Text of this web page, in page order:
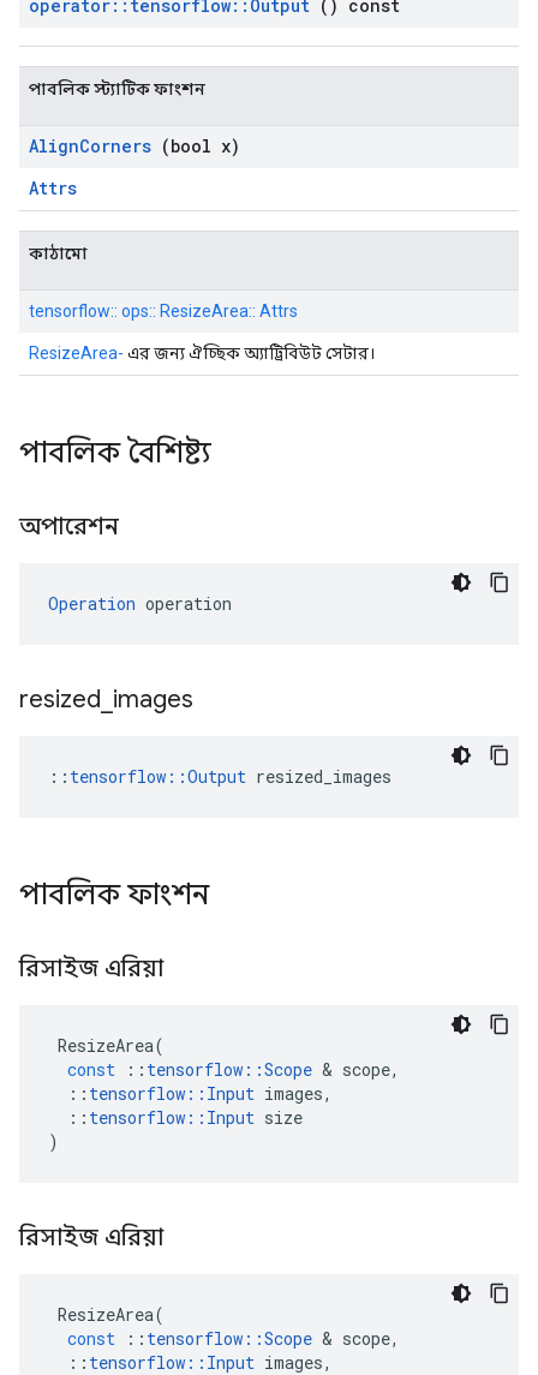
operator:: tensorflow:: Output () const
পাবলিক স্ট্যাটিক ফাংশন
AlignCorners (bool x)
Attrs
কাঠামো
tensorflow:: ops:: ResizeArea:: Attrs
ResizeArea- এর জন্য ঐচ্ছিক অ্যাট্রিবিউট সেটার।
পাবলিক বৈশিষ্ট্য
অপারেশন
Operation operation
resized images
:: tensorflow::Output resized_images
পাবলিক ফাংশন
রিসাইজ এরিয়া
ResizeArea(
const
:: tensorflow ::Scope & scope,
:: tensorflow :: Input images,
:: tensorflow :: Input size
)
রিসাইজ এরিয়া
ResizeArea(
const
:: tensorflow ::Scope & scope,
:: tensorflow :: Input images,